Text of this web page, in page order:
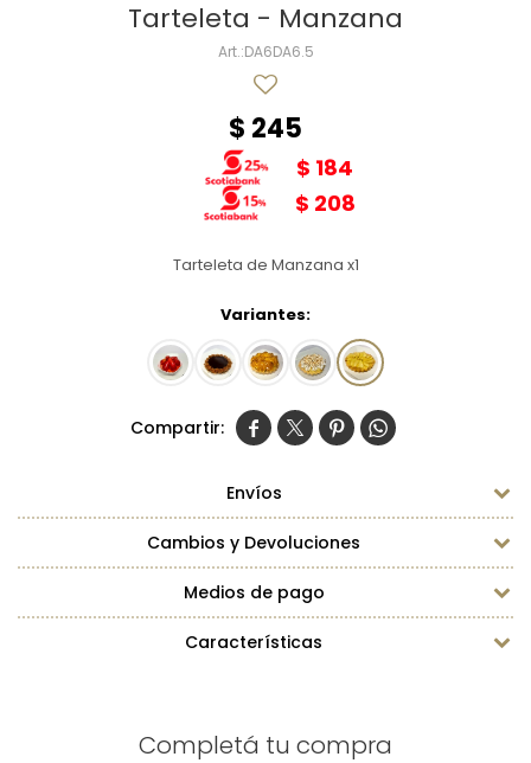
Tarteleta - Manzana
DA6DA6.5
$ 245
$ 184
$ 208
Tarteleta de Manzana x1
Variantes:
   
Envíos
Cambios y Devoluciones
Medios de pago
Características
Completá tu compra